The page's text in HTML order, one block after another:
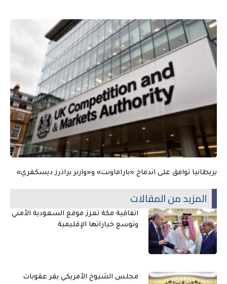
بريطانيا توافق على اندماج «باراماونت» و«وارنر براذرز ديسكفري»
المزيد من المقالات
اتفاقية مكة تعزز موقع السعودية الأمني
وتوسع خياراتها الإقليمية
مجلس الشيوخ الأمريكي يقر عقوبات